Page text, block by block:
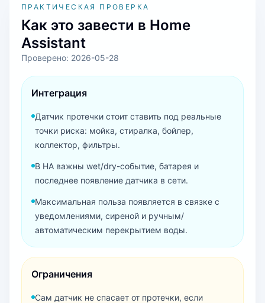
ПРАКТИЧЕСКАЯ ПРОВЕРКА
Как это завести в Home
Assistant
Проверено: 2026-05-28
Интеграция
Датчик протечки стоит ставить под реальные
точки риска: мойка, стиралка, бойлер,
коллектор, фильтры.
В HA важны wet/dry-событие, батарея и
последнее появление датчика в сети.
Максимальная польза появляется в связке с
уведомлениями, сиреной и ручным/
автоматическим перекрытием воды.
Ограничения
Сам датчик не спасает от протечки, если